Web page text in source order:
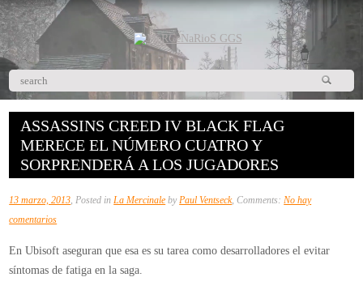
ASSASSINS CREED IV BLACK FLAG
MERECE EL NÚMERO CUATRO Y
SORPRENDERÁ A LOS JUGADORES
13 marzo, 2013, Posted inLa Mercinale byPaul Ventseck, Comments:No hay
comentariosen
Creed
IV
En Ubisoft aseguran que esa es su tarea como desarrolladores el evitar
síntomas de fatiga en la saga.